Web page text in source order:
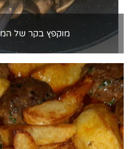
מוקפץ בקר של